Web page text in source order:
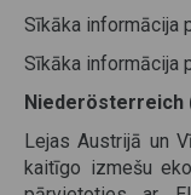
Sīkāka informācija
Sīkāka informācija
Niederösterreich
Lejas Austrijā un
kaitīgo izmešu